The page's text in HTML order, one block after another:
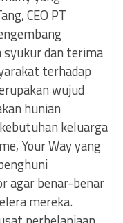
CEO PT
syukur dan terima
terhadap
wujud
hunian
keluarga
Your Way yang
agar benar-benar
mereka.